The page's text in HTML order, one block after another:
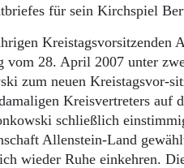
für sein Kirchspiel
Kreistagsvorsitzenden
vom 28. April 2007 unter
zum neuen Kreistagsvor-
Kreisvertreters auf
schließlich
Allenstein-Land
wieder Ruhe einkehren.